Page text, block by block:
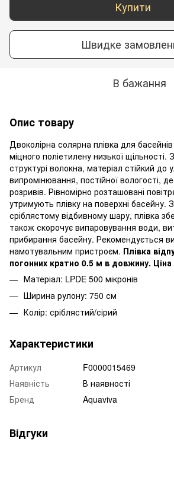
Купити
Швидке
В бажання
Опис товару
Двоколірна солярна плівка для
міцного поліетилену низької щільності.
структурі волокна, матеріал стійкий до
випромінювання, постійної вологості,
розривів. Рівномірно розташовані
утримують плівку на поверхні басейну.
сріблястому відбивному шару, плівка
також скорочує випаровування води,
прибирання басейну. Рекомендується
намотувальним пристроєм. Плівка
погонних кратно 0.5 м в довжину. Ціна
Матеріал: LPDE 500 мікронів
Ширина рулону: 750 см
Колір: сріблястий/сірий
Характеристики
Артикул
F0000015469
Наявність
В наявності
Бренд
Aquaviva
Відгуки